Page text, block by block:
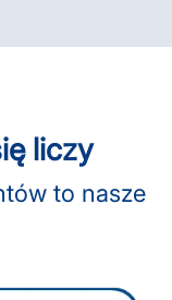
liczy
to nasze